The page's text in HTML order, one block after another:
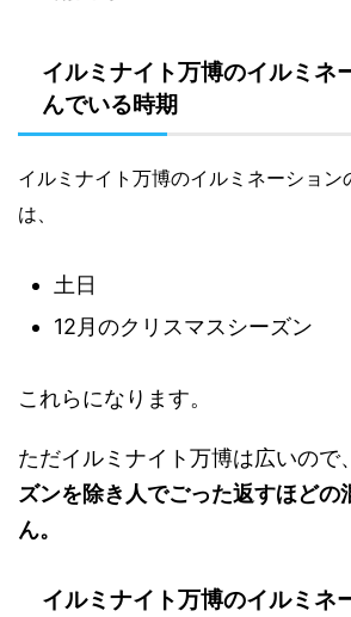
イルミナイト万博のイルミネ
んでいる時期
イルミナイト万博のイルミネーション
は、
土日
12月のクリスマスシーズン
これらになります。
ただイルミナイト万博は広いので、
ズンを除き人でごった返すほどの
ん。
イルミナイト万博のイルミネ